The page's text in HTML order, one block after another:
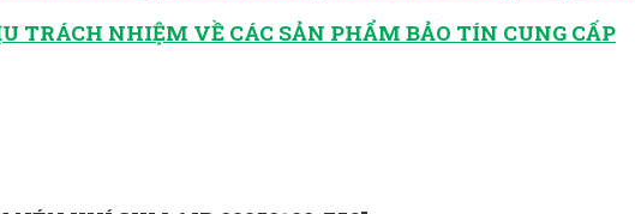
TRÁCH NHIỆM VỀ CÁC SẢN PHẨM BẢO TÍN CUNG CẤP